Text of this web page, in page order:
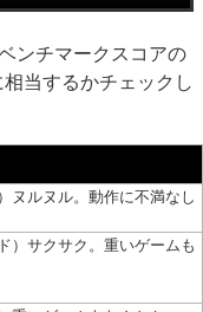
ンチマークスコアの
当するかチェックし
ヌルヌル。動作に不満なし
）サクサク。重いゲームも